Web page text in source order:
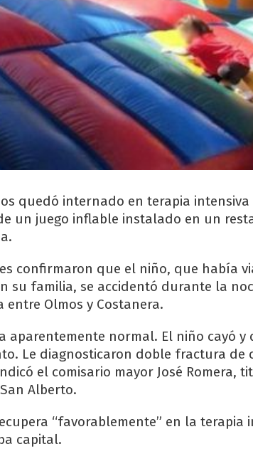
quedó internado en terapia
un juego inflable instalado en un
confirmaron que el niño, que había
su familia, se accidentó durante la
entre Olmos y Costanera.
aparentemente normal. El niño cayó y
Le diagnosticaron doble fractura de
el comisario mayor José Romera,
Alberto.
“favorablemente” en la terapia
capital.